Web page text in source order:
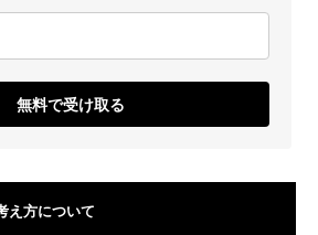
無料で受け取る
え方について